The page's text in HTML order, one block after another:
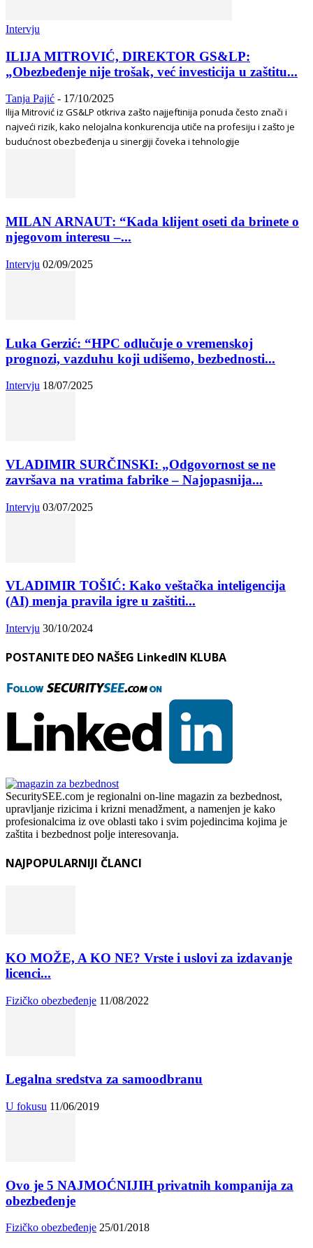
Intervju
ILIJA MITROVIĆ, DIREKTOR GS&LP:
„Obezbeđenje nije trošak, već investicija u zaštitu...
Tanja Pajić - 17/10/2025
Ilija Mitrović iz GS&LP otkriva zašto najjeftinija ponuda često znači i
najveći rizik, kako nelojalna konkurencija utiče na profesiju i zašto je
budućnost obezbeđenja u sinergiji čoveka i tehnologije
MILAN ARNAUT: “Kada klijent oseti da brinete o
njegovom interesu –...
Intervju 02/09/2025
Luka Gerzić: “HPC odlučuje o vremenskoj
prognozi, vazduhu koji udišemo, bezbednosti...
Intervju 18/07/2025
VLADIMIR SURČINSKI: „Odgovornost se ne
završava na vratima fabrike – Najopasnija...
Intervju 03/07/2025
VLADIMIR TOŠIĆ: Kako veštačka inteligencija
(AI) menja pravila igre u zaštiti...
Intervju 30/10/2024
POSTANITE DEO NAŠEG LinkedIN KLUBA
SecuritySEE.com je regionalni on-line magazin za bezbednost,
upravljanje rizicima i krizni menadžment, a namenjen je kako
profesionalcima iz ove oblasti tako i svim pojedincima kojima je
zaštita i bezbednost polje interesovanja.
NAJPOPULARNIJI ČLANCI
KO MOŽE, A KO NE? Vrste i uslovi za izdavanje
licenci...
Fizičko obezbeđenje 11/08/2022
Legalna sredstva za samoodbranu
U fokusu 11/06/2019
Ovo je 5 NAJMOĆNIJIH privatnih kompanija za
obezbeđenje
Fizičko obezbeđenje 25/01/2018